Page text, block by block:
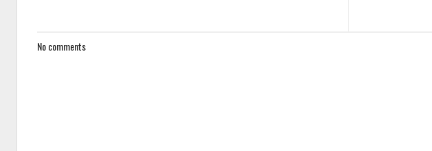
No comments